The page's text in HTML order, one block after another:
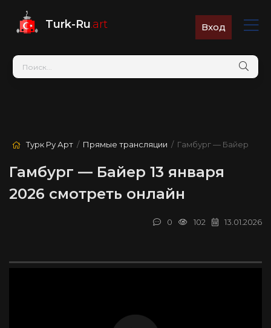
Turk-Ru.art Вход
Турк Ру Арт / Прямые трансляции / Гамбург — Байер
Гамбург — Байер 13 января
2026 смотреть онлайн
13.01.2026
102
0